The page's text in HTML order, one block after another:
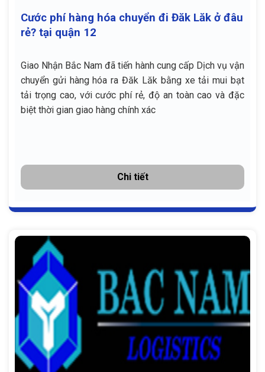
Cước phí hàng hóa chuyển đi Đăk Lăk ở đâu
rẻ? tại quận 12
Giao Nhận Bắc Nam đã tiến hành cung cấp Dịch vụ vận
chuyển gửi hàng hóa ra Đăk Lăk bằng xe tải mui bạt
tải trọng cao, với cước phí rẻ, độ an toàn cao và đặc
biệt thời gian giao hàng chính xác
Chi tiết